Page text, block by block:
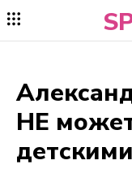
НЕ